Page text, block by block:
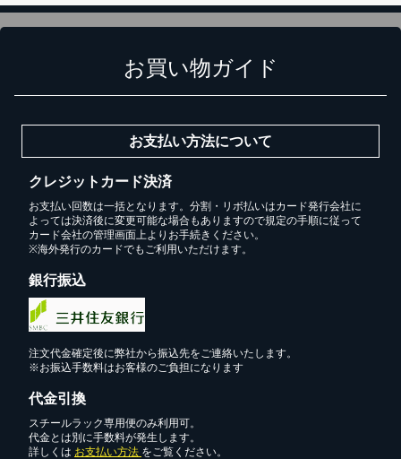
お買い物ガイド
お支払い方法について
クレジットカード決済
お支払い回数は一括となります。分割・リボ払いはカード発行会社に
よっては決済後に変更可能な場合もありますので規定の手順に従って
カード会社の管理画面上よりお手続きください。
※海外発行のカードでもご利用いただけます。
銀行振込
注文代金確定後に弊社から振込先をご連絡いたします。
※お振込手数料はお客様のご負担になります
代金引換
スチールラック専用便のみ利用可。
代金とは別に手数料が発生します。
詳しくは お支払い方法 をご覧ください。
カートに追加しました。
たします！
ます(安心保証付き)